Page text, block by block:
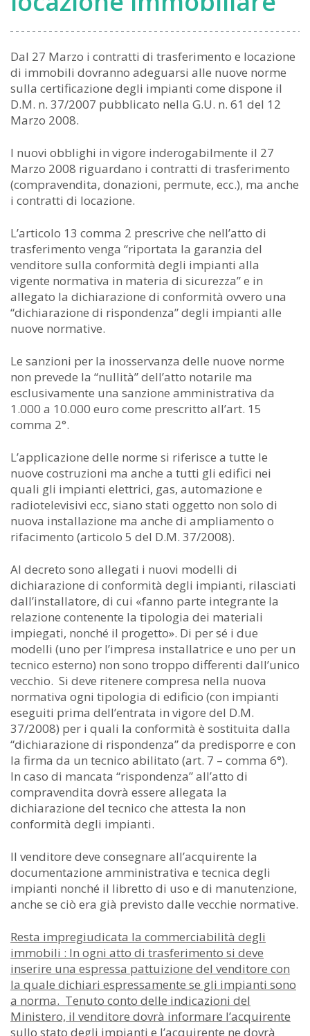
Dal 27 Marzo i contratti di trasferimento e locazione
di immobili dovranno adeguarsi alle nuove norme
sulla certificazione degli impianti come dispone il
D.M. n. 37/2007 pubblicato nella G.U. n. 61 del 12
Marzo 2008.
I nuovi obblighi in vigore inderogabilmente il 27
Marzo 2008 riguardano i contratti di trasferimento
(compravendita, donazioni, permute, ecc.), ma anche
i contratti di locazione.
L’articolo 13 comma 2 prescrive che nell’atto di
trasferimento venga “riportata la garanzia del
venditore sulla conformità degli impianti alla
vigente normativa in materia di sicurezza” e in
allegato la dichiarazione di conformità ovvero una
“dichiarazione di rispondenza” degli impianti alle
nuove normative.
Le sanzioni per la inosservanza delle nuove norme
non prevede la “nullità” dell’atto notarile ma
esclusivamente una sanzione amministrativa da
1.000 a 10.000 euro come prescritto all’art. 15
comma 2°.
L’applicazione delle norme si riferisce a tutte le
nuove costruzioni ma anche a tutti gli edifici nei
quali gli impianti elettrici, gas, automazione e
radiotelevisivi ecc, siano stati oggetto non solo di
nuova installazione ma anche di ampliamento o
rifacimento (articolo 5 del D.M. 37/2008).
Al decreto sono allegati i nuovi modelli di
dichiarazione di conformità degli impianti, rilasciati
dall’installatore, di cui «fanno parte integrante la
relazione contenente la tipologia dei materiali
impiegati, nonché il progetto». Di per sé i due
modelli (uno per l’impresa installatrice e uno per un
tecnico esterno) non sono troppo differenti dall’unico
vecchio. Si deve ritenere compresa nella nuova
normativa ogni tipologia di edificio (con impianti
eseguiti prima dell’entrata in vigore del D.M.
37/2008) per i quali la conformità è sostituita dalla
“dichiarazione di rispondenza” da predisporre e con
la firma da un tecnico abilitato (art. 7 – comma 6°).
In caso di mancata “rispondenza” all’atto di
compravendita dovrà essere allegata la
dichiarazione del tecnico che attesta la non
conformità degli impianti.
Il venditore deve consegnare all’acquirente la
documentazione amministrativa e tecnica degli
impianti nonché il libretto di uso e di manutenzione,
anche se ciò era già previsto dalle vecchie normative.
Resta impregiudicata la commerciabilità degli
immobili : In ogni atto di trasferimento si deve
inserire una espressa pattuizione del venditore con
la quale dichiari espressamente se gli impianti sono
a norma. Tenuto conto delle indicazioni del
Ministero, il venditore dovrà informare l’acquirente
sullo stato degli impianti e l’acquirente ne dovrà